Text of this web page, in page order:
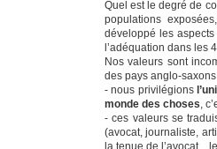
Quel est le degré de
populations
développé les
l’adéquation dans les
Nos valeurs sont
des pays anglo-
- nous privilégions
monde des choses,
- ces valeurs se
(avocat, journaliste,
la tenue de l’avocat,..